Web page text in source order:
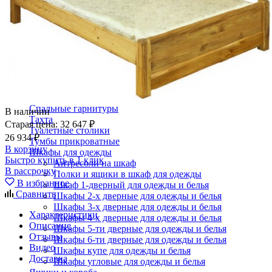
Кровати двуспальные с подъемным механизмом
Кровати полутороспальные с подъемным
Кровати двуспальные
Кровати металлические
Кровати полутороспальные
Решетки и настилы под матрас
Спальные гарнитуры
Тахта
Туалетные столики
Тумбы прикроватные
Шкафы для одежды
Антресоли на шкаф
Полки и ящики в шкаф для одежды
Шкаф 1-дверный для одежды и белья
Шкафы 2-х дверные для одежды и белья
Шкафы 3-х дверные для одежды и белья
Шкафы 4-х дверные для одежды и белья
Шкафы 5-ти дверные для одежды и белья
Шкафы 6-ти дверные для одежды и белья
Шкафы купе для одежды и белья
Шкафы угловые для одежды и белья
В наличии
Старая цена: 32 647 ₽
26 934 ₽
В корзину
Быстро купить в 1 клик
В рассрочку
В избранное
Сравнить
Характеристики
Описание
Отзывы
Видео
Доставка